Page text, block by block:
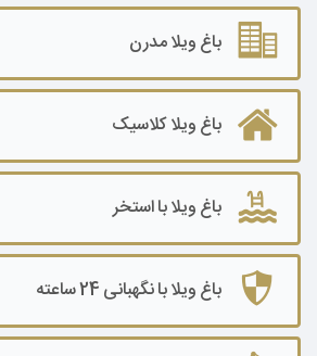
باغ ویلا ۱۰۰۰ تا ۲۰۰۰ متر
باغ ویلا ۲۰۰۰ تا ۳۰۰۰ متر
باغ ویلا۳۰۰۰ تا ۵۰۰۰ متر
باغ ویلا ۵۰۰۰ تا ۷۰۰۰ متر
باغ ویلا ۷۰۰۰ تا ۱۰۰۰۰ متر
باغ ویلا ۱۰۰۰۰ متر به بالا
باغ ویلا مدرن
باغ ویلا کلاسیک
باغ ویلا با استخر
باغ ویلا با نگهبانی 24 ساعته